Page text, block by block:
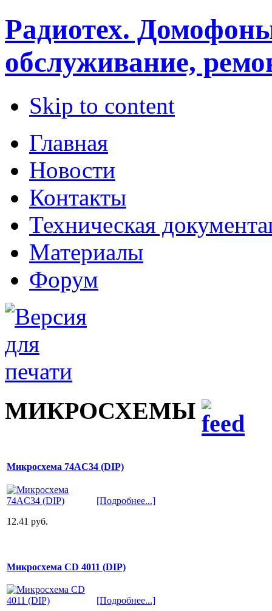
Радиотех.
обслуживание,
Skip to content
Главная
Новости
Контакты
Техническая
Материалы
Форум
МИКРОСХЕМЫ
Микросхема 74AC34 (DIP)
[Подробнее...]
12.41 руб.
Микросхема CD 4011 (DIP)
[Подробнее...]